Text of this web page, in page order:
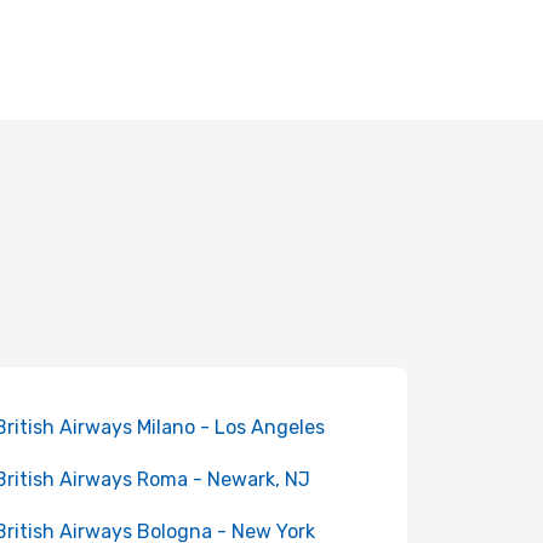
Airways Milano - Los Angeles
Airways Roma - Newark, NJ
Airways Bologna - New York